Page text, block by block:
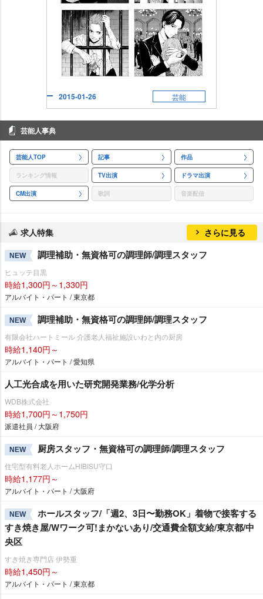
2015-01-26 芸能
芸能人事典
芸能人TOP 記事 作品
ランキング情報 TV出演 ドラマ出演
CM出演 歌詞 音楽配信
求人特集 さらに見る
NEW 調理補助・無資格可の調理師/調理スタッフ
ヒュッテ目黒
時給1,300円～1,330円
アルバイト・パート / 東京都
NEW 調理補助・無資格可の調理師/調理スタッフ
有限会社ハートミール 介護老人福祉施設いわと内の厨房
時給1,140円～
アルバイト・パート / 愛知県
人工光合成を用いた研究開発業務/化学分析
WDB株式会社
時給1,700円～1,750円
派遣社員 / 大阪府
NEW 厨房スタッフ・無資格可の調理師/調理スタッフ
住宅型有料老人ホームHIBISU守口
時給1,177円～
アルバイト・パート / 大阪府
NEW
ホールスタッフ/「週2、3日〜勤務OK」着物で接客する
すき焼き屋/Wワーク可!まかないあり/交通費全額支給/東京都/中
央区
すき焼き専門店 伊勢重
時給1,450円～
アルバイト・パート / 東京都